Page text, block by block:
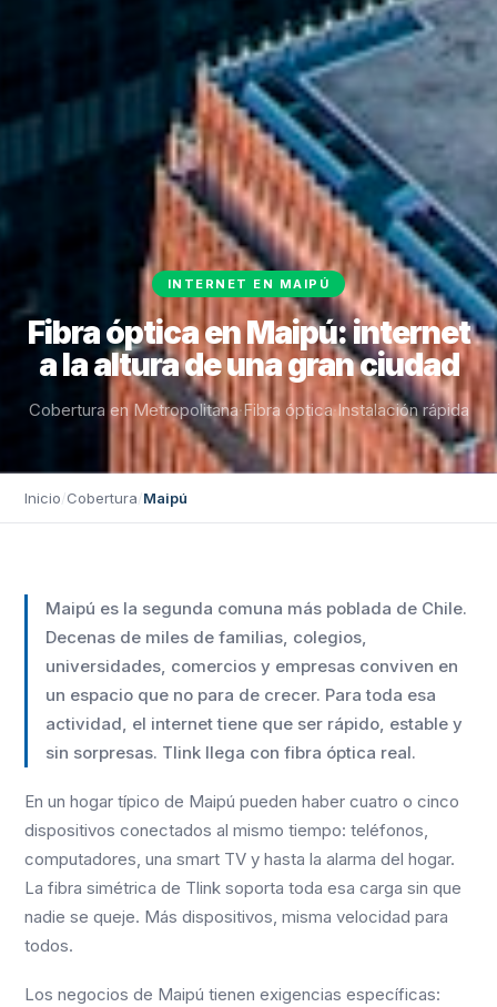
INTERNET EN MAIPÚ
Fibra óptica en Maipú: internet
a la altura de una gran ciudad
Cobertura en Metropolitana·Fibra óptica·Instalación rápida
Inicio/Cobertura/Maipú
Maipú es la segunda comuna más poblada de Chile.
Decenas de miles de familias, colegios,
universidades, comercios y empresas conviven en
un espacio que no para de crecer. Para toda esa
actividad, el internet tiene que ser rápido, estable y
sin sorpresas. Tlink llega con fibra óptica real.
En un hogar típico de Maipú pueden haber cuatro o cinco
dispositivos conectados al mismo tiempo: teléfonos,
computadores, una smart TV y hasta la alarma del hogar.
La fibra simétrica de Tlink soporta toda esa carga sin que
nadie se queje. Más dispositivos, misma velocidad para
todos.
Los negocios de Maipú tienen exigencias específicas: